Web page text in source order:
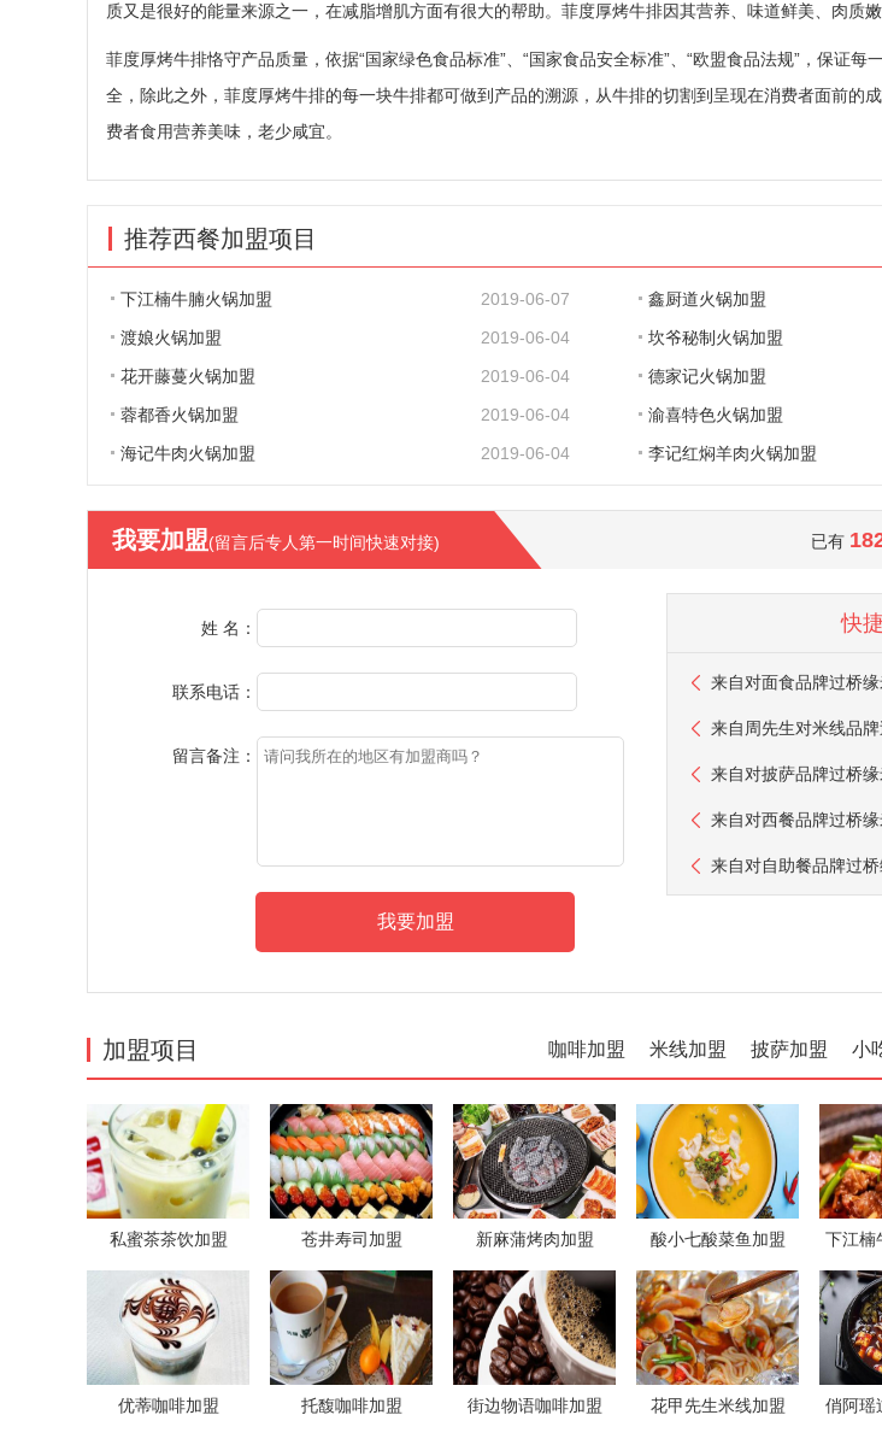
质又是很好的能量来源之一，在减脂增肌方面有很大的帮助。菲度厚烤牛排因其营养、味道鲜美、肉质嫩
菲度厚烤牛排恪守产品质量，依据“国家绿色食品标准”、“国家食品安全标准”、“欧盟食品法规”，保证每
全，除此之外，菲度厚烤牛排的每一块牛排都可做到产品的溯源，从牛排的切割到呈现在消费者面前的
费者食用营养美味，老少咸宜。
推荐西餐加盟项目
下江楠牛腩火锅加盟 2019-06-07 鑫厨道火锅加盟
渡娘火锅加盟
2019-06-04 坎爷秘制火锅加盟
花开藤蔓火锅加盟
2019-06-04 德家记火锅加盟
蓉都香火锅加盟
2019-06-04 渝喜特色火锅加盟
海记牛肉火锅加盟
2019-06-04 李记红焖羊肉火锅加盟
我要加盟(留言后专人第一时间快速对接) 已有
姓 名：
联系电话：
留言备注：
快
来自对面食品牌过桥
来自 周先生对米线品
来自对披萨品牌过桥
来自对西餐品牌过桥
来自对自助餐品牌过
加盟项目 小
披萨加盟
米线加盟
咖啡加盟
私蜜茶茶饮加盟 苍井寿司加盟 新麻蒲烤肉加盟 酸小七酸菜鱼加盟 下江楠
优蒂咖啡加盟 托馥咖啡加盟 街边物语咖啡加盟 花甲先生米线加盟 俏阿瑶